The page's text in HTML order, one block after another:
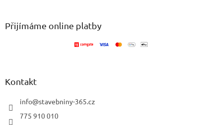
Přijímáme online platby
Kontakt
info@stavebniny-365.cz
775 910 010